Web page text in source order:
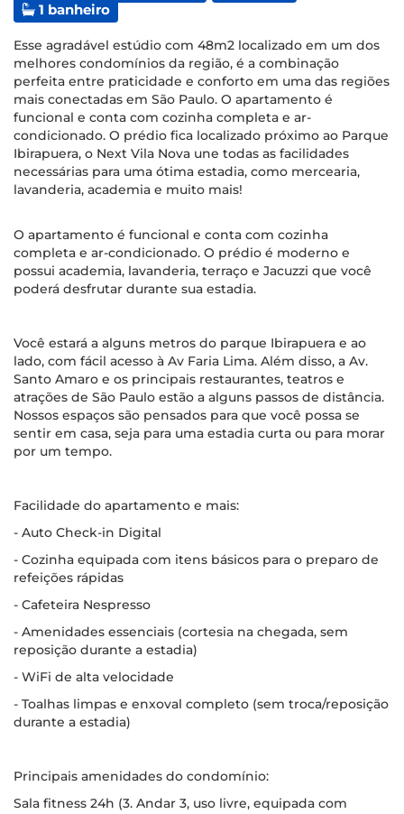
1 banheiro
Esse agradável estúdio com 48m2 localizado em um dos
melhores condomínios da região, é a combinação
perfeita entre praticidade e conforto em uma das regiões
mais conectadas em São Paulo. O apartamento é
funcional e conta com cozinha completa e ar-
condicionado. O prédio fica localizado próximo ao Parque
Ibirapuera, o Next Vila Nova une todas as facilidades
necessárias para uma ótima estadia, como mercearia,
lavanderia, academia e muito mais!
O apartamento é funcional e conta com cozinha
completa e ar-condicionado. O prédio é moderno e
possui academia, lavanderia, terraço e Jacuzzi que você
poderá desfrutar durante sua estadia.
Você estará a alguns metros do parque Ibirapuera e ao
lado, com fácil acesso à Av Faria Lima. Além disso, a Av.
Santo Amaro e os principais restaurantes, teatros e
atrações de São Paulo estão a alguns passos de distância.
Nossos espaços são pensados para que você possa se
sentir em casa, seja para uma estadia curta ou para morar
por um tempo.
Facilidade do apartamento e mais:
- Auto Check-in Digital
- Cozinha equipada com itens básicos para o preparo de
refeições rápidas
- Cafeteira Nespresso
- Amenidades essenciais (cortesia na chegada, sem
reposição durante a estadia)
- WiFi de alta velocidade
- Toalhas limpas e enxoval completo (sem troca/reposição
durante a estadia)
Principais amenidades do condomínio:
Sala fitness 24h (3. Andar 3, uso livre, equipada com